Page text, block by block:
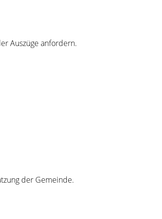
Auszüge anfordern.
der Gemeinde.